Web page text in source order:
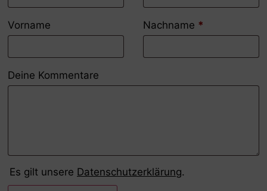
Vorname Nachname *
Deine Kommentare
Es gilt unsere Datenschutzerklärung.